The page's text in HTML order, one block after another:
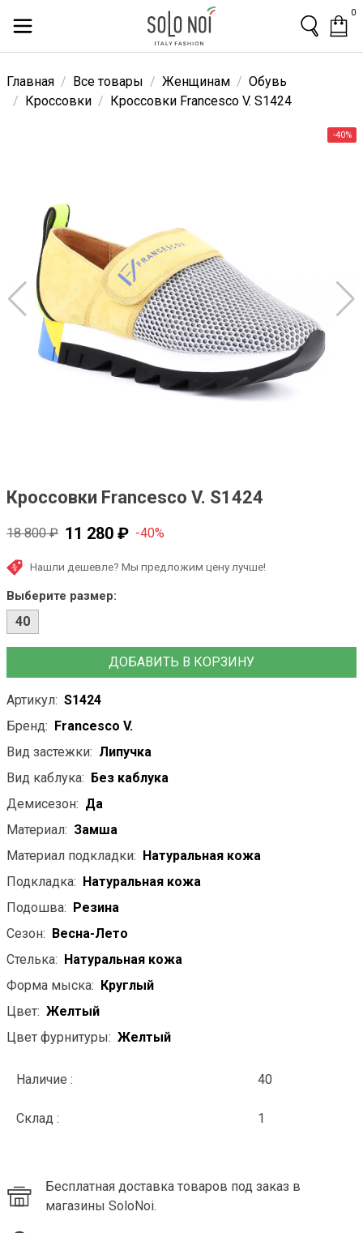
0
Главная Все товары Женщинам
Обувь
Кроссовки
Кроссовки Francesco V. S1424
Кроссовки Francesco V. S1424
18 800 ₽ 11 280 ₽ -40%
Нашли дешевле? Мы предложим цену лучше!
Выберите размер:
40
ДОБАВИТЬ В КОРЗИНУ
Артикул: S1424
Бренд:
Francesco V.
Вид застежки: Липучка
Вид каблука:
Без каблука
Демисезон: Да
Материал: Замша
Материал подкладки:
Натуральная кожа
Подкладка:
Натуральная кожа
Подошва:
Резина
Сезон:
Весна-Лето
Стелька:
Натуральная кожа
Форма мыска:
Круглый
Цвет: Желтый
Цвет фурнитуры: Желтый
Наличие : 40
Склад : 1
Бесплатная доставка товаров под заказ в
магазины SoloNoi.